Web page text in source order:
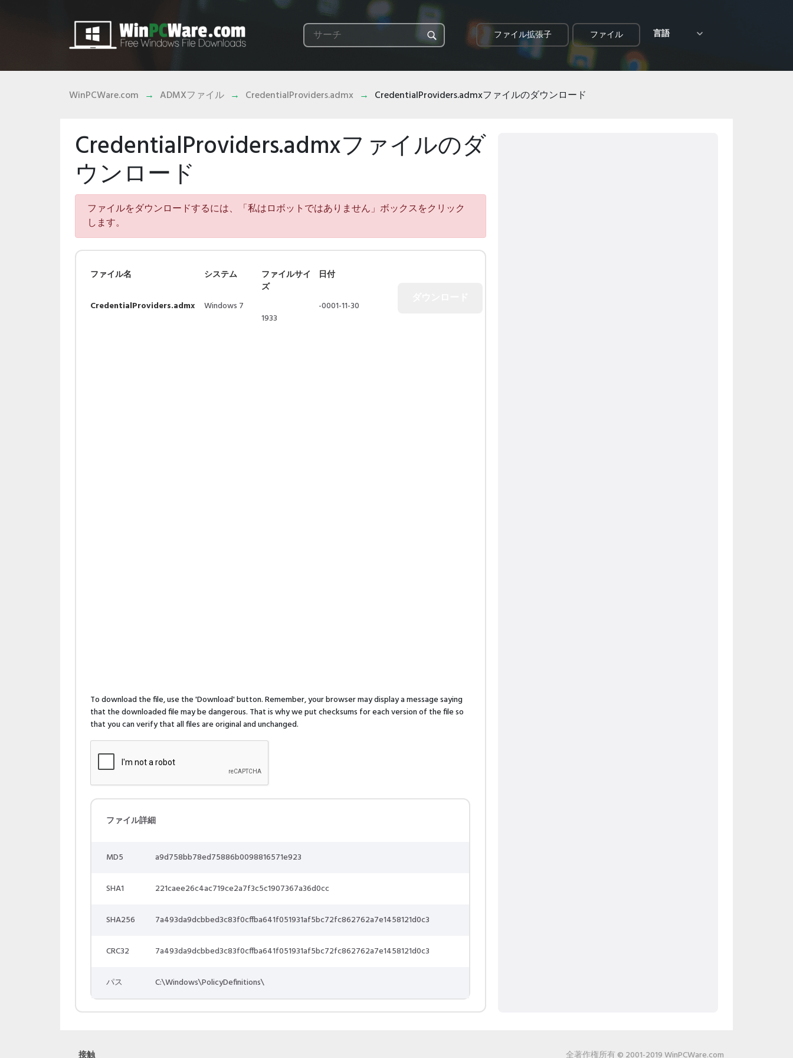
ファイル拡張子 ファイル 言語
WinPCWare.com ADMXファイル CredentialProviders.admx CredentialProviders.admxファイルのダウンロード
CredentialProviders.admxファイルのダ
ウンロード
ファイルをダウンロードするには、「私はロボットではありません」ボックスをクリック
します。
ファイル名
CredentialProviders.admx
システム
Windows 7
ファイルサイ
ズ
1933
日付
-0001-11-30
To download the file, use the 'Download' button. Remember, your browser may display a message saying
that the downloaded file may be dangerous. That is why we put checksums for each version of the file so
that you can verify that all files are original and unchanged.
ファイル詳細
MD5 a9d758bb78ed75886b0098816571e923
SHA1 221caee26c4ac719ce2a7f3c5c1907367a36d0cc
SHA256 7a493da9dcbbed3c83f0cffba641f051931af5bc72fc862762a7e1458121d0c3
CRC32 7a493da9dcbbed3c83f0cffba641f051931af5bc72fc862762a7e1458121d0c3
パス C:\Windows\PolicyDefinitions\